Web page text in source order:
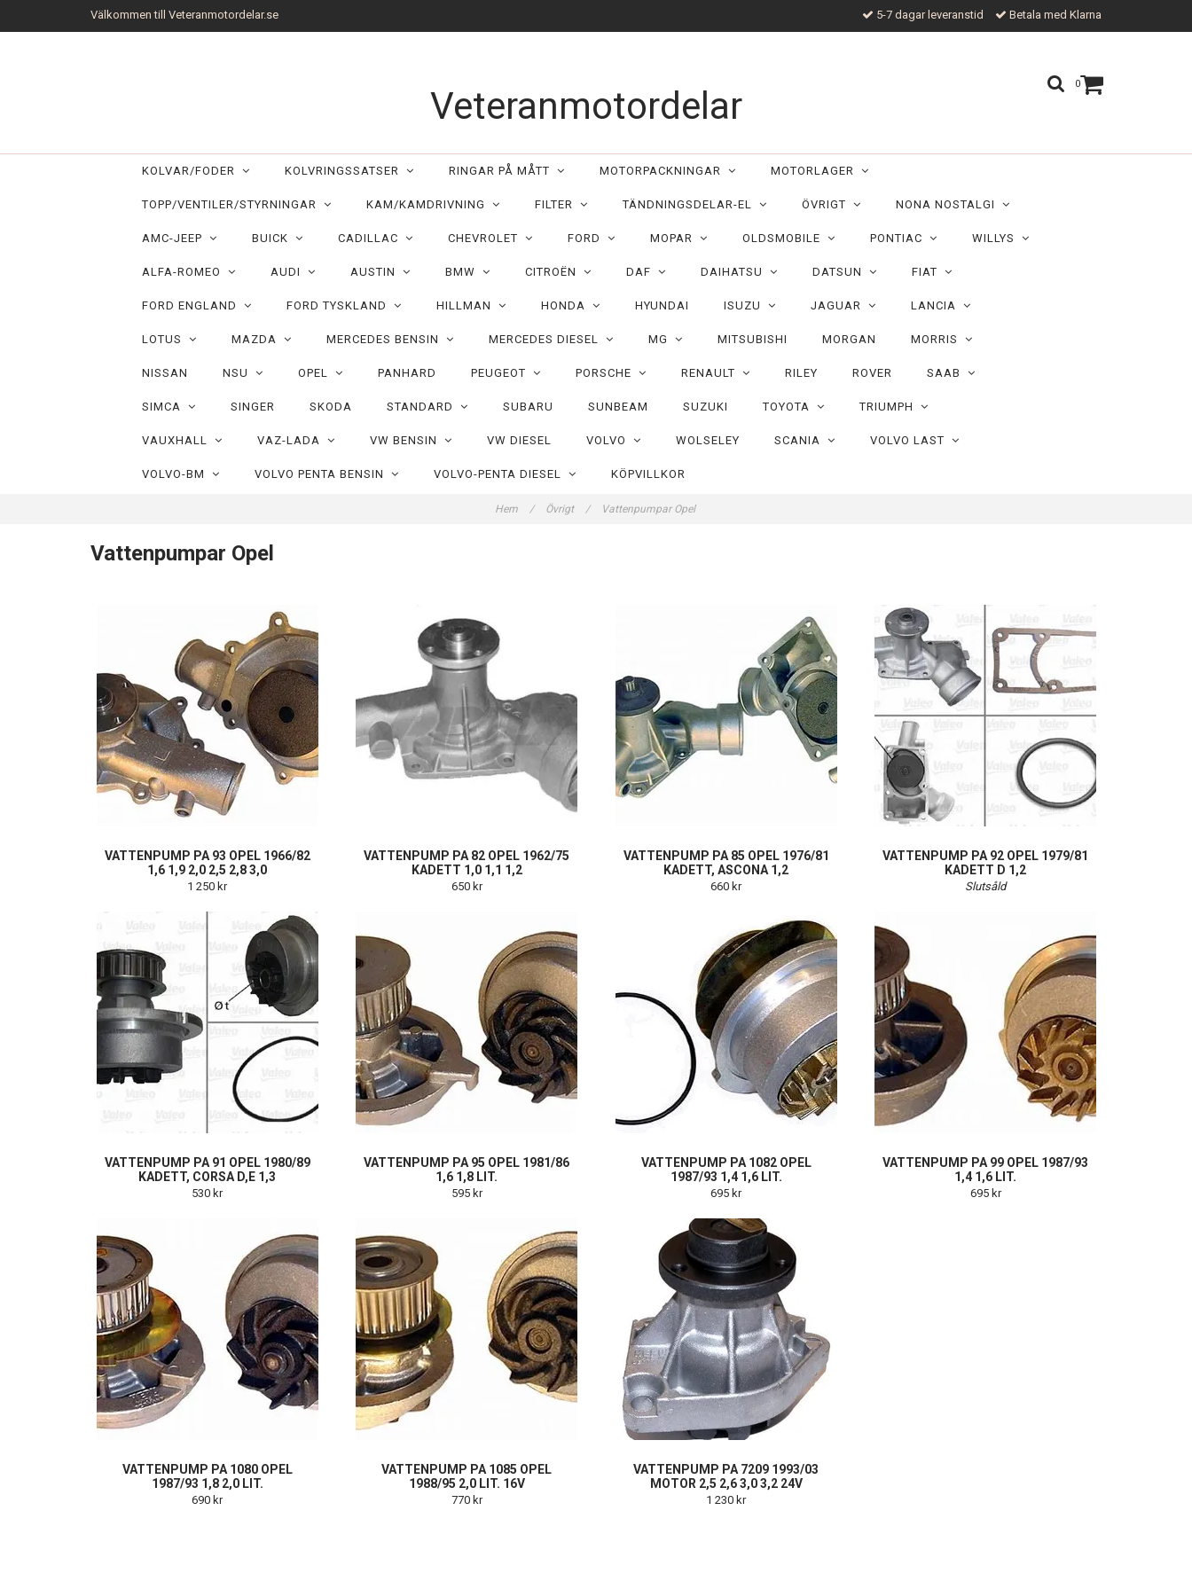
Välkommen till Veteranmotordelar.se 5-7 dagar leveranstid Betala med Klarna
0
Veteranmotordelar
KOLVAR/FODER KOLVRINGSSATSER RINGAR PÅ MÅTT MOTORPACKNINGAR MOTORLAGER
TOPP/VENTILER/STYRNINGAR KAM/KAMDRIVNING FILTER TÄNDNINGSDELAR-EL ÖVRIGT NONA NOSTALGI
AMC-JEEP BUICK CADILLAC CHEVROLET FORD MOPAR OLDSMOBILE PONTIAC WILLYS
ALFA-ROMEO AUDI AUSTIN BMW CITROËN DAF DAIHATSU DATSUN FIAT
FORD ENGLAND FORD TYSKLAND HILLMAN HONDA HYUNDAI ISUZU JAGUAR LANCIA
LOTUS MAZDA MERCEDES BENSIN MERCEDES DIESEL MG MITSUBISHI MORGAN MORRIS
NISSAN NSU OPEL PANHARD PEUGEOT PORSCHE RENAULT RILEY ROVER SAAB
SIMCA SINGER SKODA STANDARD SUBARU SUNBEAM SUZUKI TOYOTA TRIUMPH
VAUXHALL VAZ-LADA VW BENSIN VW DIESEL VOLVO WOLSELEY SCANIA VOLVO LAST
VOLVO-BM VOLVO PENTA BENSIN VOLVO-PENTA DIESEL KÖPVILLKOR
Hem / Övrigt / Vattenpumpar Opel
Vattenpumpar Opel
VATTENPUMP PA 93 OPEL 1966/82
1,6 1,9 2,0 2,5 2,8 3,0
1 250 kr
VATTENPUMP PA 82 OPEL 1962/75
KADETT 1,0 1,1 1,2
650 kr
VATTENPUMP PA 85 OPEL 1976/81
KADETT, ASCONA 1,2
660 kr
VATTENPUMP PA 92 OPEL 1979/81
KADETT D 1,2
Slutsåld
VATTENPUMP PA 91 OPEL 1980/89
KADETT, CORSA D,E 1,3
530 kr
VATTENPUMP PA 95 OPEL 1981/86
1,6 1,8 LIT.
595 kr
VATTENPUMP PA 1082 OPEL
1987/93 1,4 1,6 LIT.
695 kr
VATTENPUMP PA 99 OPEL 1987/93
1,4 1,6 LIT.
695 kr
VATTENPUMP PA 1080 OPEL
1987/93 1,8 2,0 LIT.
690 kr
VATTENPUMP PA 1085 OPEL
1988/95 2,0 LIT. 16V
770 kr
VATTENPUMP PA 7209 1993/03
MOTOR 2,5 2,6 3,0 3,2 24V
1 230 kr